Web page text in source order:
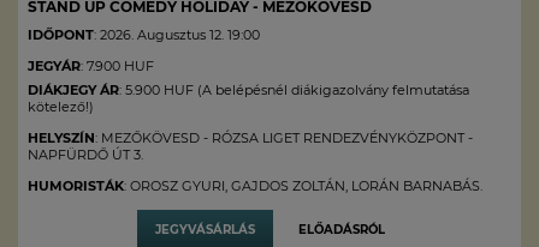
STAND UP COMEDY HOLIDAY - MEZŐKÖVESD
IDŐPONT: 2026. Augusztus 12. 19:00
JEGYÁR: 7.900 HUF
DIÁKJEGY ÁR: 5.900 HUF (A belépésnél diákigazolvány felmutatása
kötelező!)
HELYSZÍN: MEZŐKÖVESD - RÓZSA LIGET RENDEZVÉNYKÖZPONT -
NAPFÜRDŐ ÚT 3.
HUMORISTÁK: OROSZ GYURI, GAJDOS ZOLTÁN, LORÁN BARNABÁS.
JEGYVÁSÁRLÁS ELŐADÁSRÓL